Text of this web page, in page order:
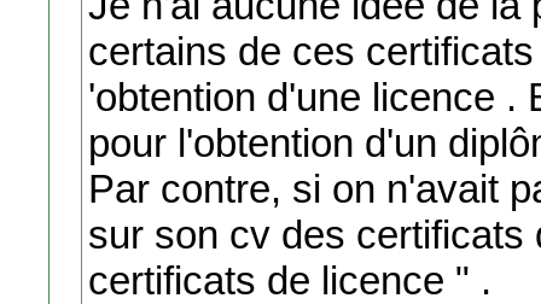
certains de ces
'obtention d'une licence .
pour l'obtention d'un
Par contre, si on n'avait
sur son cv des certificats
certificats de licence " .